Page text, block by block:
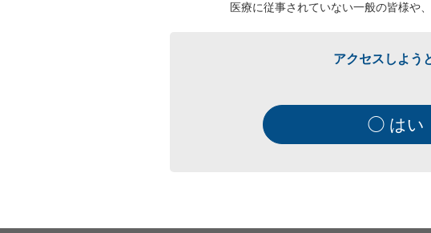
医療に従事されていない一般の皆様や
アクセスしよう
◯ はい